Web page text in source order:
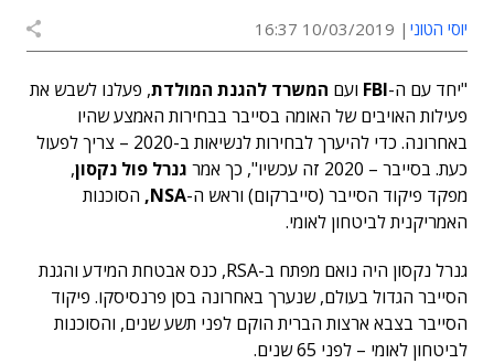
יוסי הטוני 10/03/2019 16:37
"יחד עם ה-FBI ועם המשרד להגנת המולדת, פעלנו לשבש את
פעילות האויבים של האומה בסייבר בבחירות האמצע שהיו
באחרונה. כדי להיערך לבחירות לנשיאות ב-2020 – צריך לפעול
כעת. בסייבר – 2020 זה עכשיו", כך אמר
גנרל פול נקסון,
מפקד פיקוד הסייבר (סייברקום) וראש ה-NSA, הסוכנות
האמריקנית לביטחון לאומי.
גנרל נקסון היה נואם מפתח ב-RSA, כנס אבטחת המידע והגנת
הסייבר הגדול בעולם, שנערך באחרונה בסן פרנסיסקו. פיקוד
הסייבר בצבא ארצות הברית הוקם לפני תשע שנים, והסוכנות
לביטחון לאומי – לפני 65 שנים.